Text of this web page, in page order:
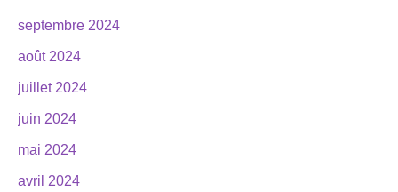
septembre 2024
août 2024
juillet 2024
juin 2024
mai 2024
avril 2024